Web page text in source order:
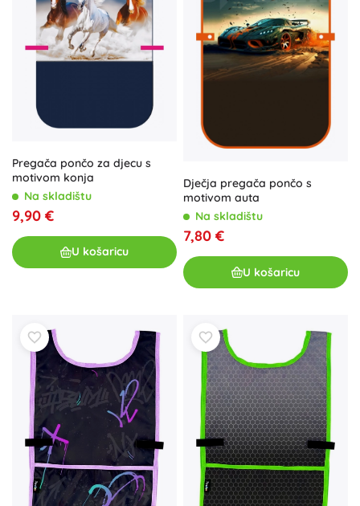
Pregača pončo za djecu s
motivom konja
Na skladištu
9,90 €
U košaricu
Dječja pregača pončo s
motivom auta
Na skladištu
7,80 €
U košaricu